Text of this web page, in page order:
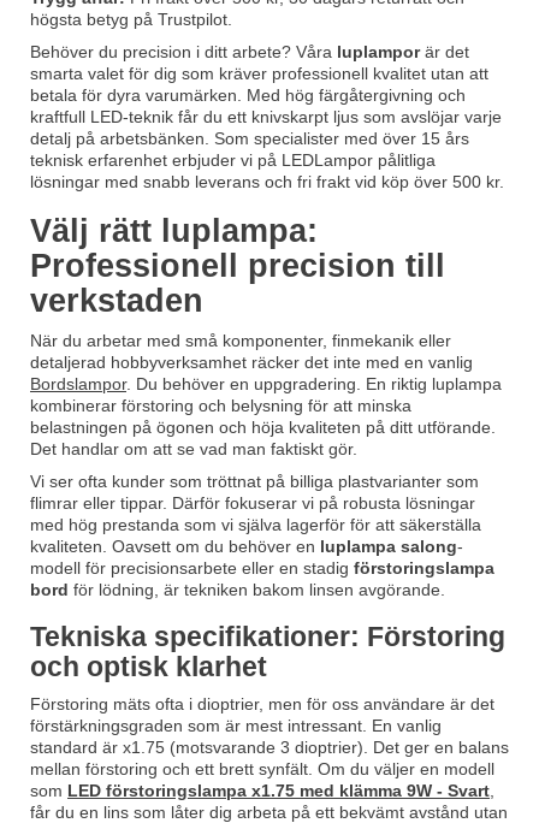
högsta betyg på Trustpilot.
Behöver du precision i ditt arbete? Våra luplamporär det
smarta valet för dig som kräver professionell kvalitet utan att
betala för dyra varumärken. Med hög färgåtergivning och
kraftfull LED-teknik får du ett knivskarpt ljus som avslöjar varje
detalj på arbetsbänken. Som specialister med över 15 års
teknisk erfarenhet erbjuder vi på LEDLampor pålitliga
lösningar med snabb leverans och fri frakt vid köp över 500 kr.
Välj rätt luplampa:
Professionell precision till
verkstaden
När du arbetar med små komponenter, finmekanik eller
detaljerad hobbyverksamhet räcker det inte med en vanlig
Bordslampor. Du behöver en uppgradering. En riktig luplampa
kombinerar förstoring och belysning för att minska
belastningen på ögonen och höja kvaliteten på ditt utförande.
Det handlar om att se vad man faktiskt gör.
Vi ser ofta kunder som tröttnat på billiga plastvarianter som
flimrar eller tippar. Därför fokuserar vi på robusta lösningar
med hög prestanda som vi själva lagerför för att säkerställa
kvaliteten. Oavsett om du behöver en luplampa salong-
modell för precisionsarbete eller en stadig förstoringslampa
bord för lödning, är tekniken bakom linsen avgörande.
Tekniska specifikationer: Förstoring
och optisk klarhet
Förstoring mäts ofta i dioptrier, men för oss användare är det
förstärkningsgraden som är mest intressant. En vanlig
standard är x1.75 (motsvarande 3 dioptrier). Det ger en balans
mellan förstoring och ett brett synfält. Om du väljer en modell
som LED förstoringslampa x1.75 med klämma 9W - Svart
får du en lins som låter dig arbeta på ett bekvämt avstånd utan